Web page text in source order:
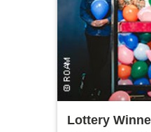
Lottery